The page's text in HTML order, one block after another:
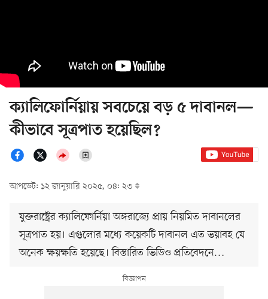
ক্যালিফোর্নিয়ায় সবচেয়ে বড় ৫ দাবানল—
কীভাবে সূত্রপাত হয়েছিল?
আপডেট: ১২ জানুয়ারি ২০২৫, ০৪: ২৩
যুক্তরাষ্ট্রের ক্যালিফোর্নিয়া অঙ্গরাজ্যে প্রায় নিয়মিত দাবানলের
সূত্রপাত হয়। এগুলোর মধ্যে কয়েকটি দাবানল এত ভয়াবহ যে
অনেক ক্ষয়ক্ষতি হয়েছে। বিস্তারিত ভিডিও প্রতিবেদনে…